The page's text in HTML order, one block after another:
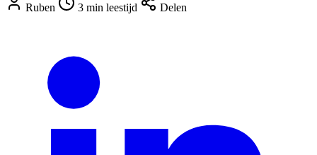
Ruben 3 min leestijd Delen